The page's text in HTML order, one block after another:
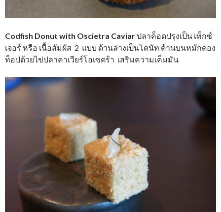
Codfish Donut with Oscietra Caviarปลาค็อดปรุงเป็น เท็กซ์
เจอร์ หรือ เนื้อสัมผัส 2 แบบ ด้านล่างเป็นโดนัท ด้านบนหมักดอง
ท็อปด้วยไข่ปลาคาเวียร์โอเซตร้า เสริมความเค็มมัน